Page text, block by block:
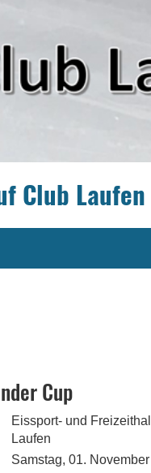
Club Laufen
Cup
Eissport- und
Laufen
Samstag, 01.